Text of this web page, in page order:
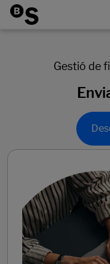
Gestió de